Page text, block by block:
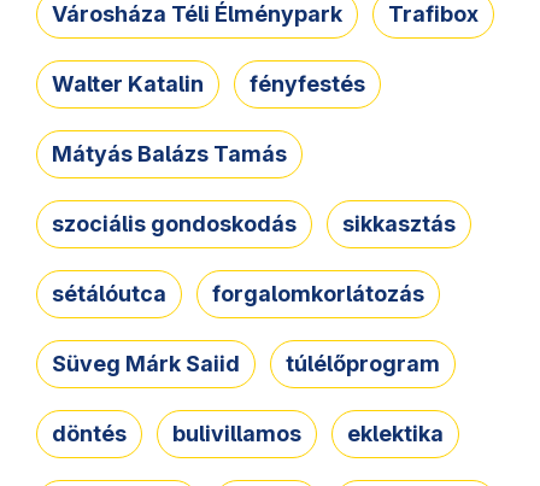
Városháza Téli Élménypark Trafibox
Walter Katalin fényfestés
Mátyás Balázs Tamás
szociális gondoskodás sikkasztás
sétálóutca forgalomkorlátozás
Süveg Márk Saiid túlélőprogram
döntés bulivillamos eklektika